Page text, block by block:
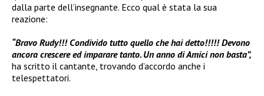
dalla parte dell’insegnante. Ecco qual è stata la sua
reazione:
“Bravo Rudy!!! Condivido tutto quello che hai detto!!!!! Devono
ancora crescere ed imparare tanto. Un anno di Amici non basta”,
ha scritto il cantante, trovando d’accordo anche i
telespettatori.